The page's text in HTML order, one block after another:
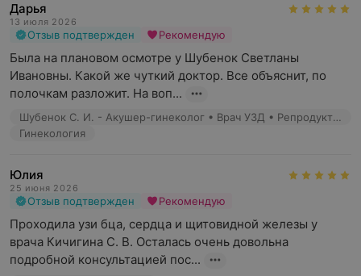
Дарья
13 июля 2026
Отзыв подтвержден Рекомендую
Была на плановом осмотре у Шубенок Светланы
Ивановны. Какой же чуткий доктор. Все объяснит, по
полочкам разложит. На воп...
Шубенок С. И. - Акушер-гинеколог • Врач УЗД • Репродуктолог
Гинекология
Юлия
25 июня 2026
Отзыв подтвержден Рекомендую
Проходила узи бца, сердца и щитовидной железы у
врача Кичигина С. В. Осталась очень довольна
подробной консультацией пос...